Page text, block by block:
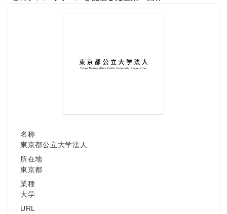
名称
東京都公立大学法人
所在地
東京都
業種
大学
URL